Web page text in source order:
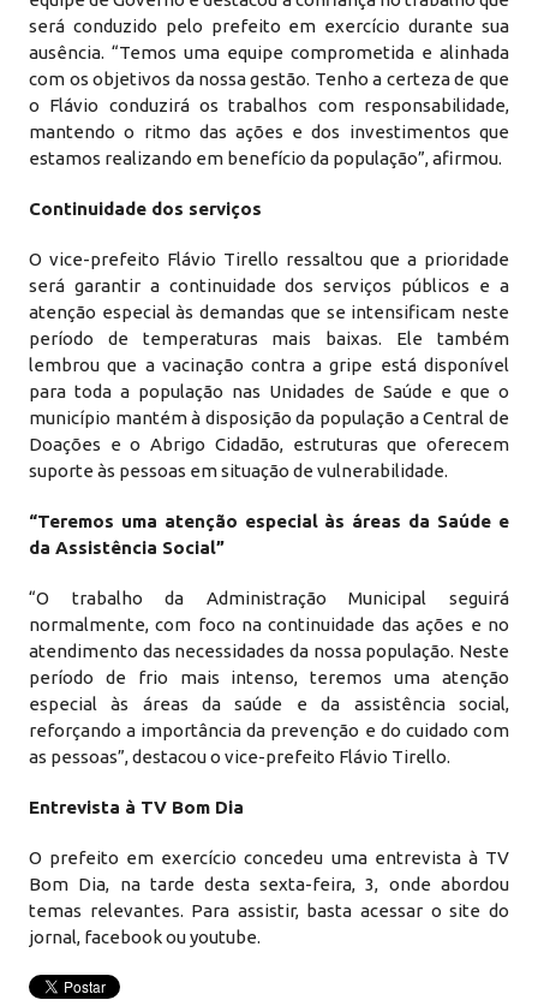
será conduzido pelo prefeito em exercício durante sua
ausência. “Temos uma equipe comprometida e alinhada
com os objetivos da nossa gestão. Tenho a certeza de que
o Flávio conduzirá os trabalhos com responsabilidade,
mantendo o ritmo das ações e dos investimentos que
estamos realizando em benefício da população”, afirmou.
Continuidade dos serviços
O vice-prefeito Flávio Tirello ressaltou que a prioridade
será garantir a continuidade dos serviços públicos e a
atenção especial às demandas que se intensificam neste
período de temperaturas mais baixas. Ele também
lembrou que a vacinação contra a gripe está disponível
para toda a população nas Unidades de Saúde e que o
município mantém à disposição da população a Central de
Doações e o Abrigo Cidadão, estruturas que oferecem
suporte às pessoas em situação de vulnerabilidade.
“Teremos uma atenção especial às áreas da Saúde e
da Assistência Social”
“O trabalho da Administração Municipal seguirá
normalmente, com foco na continuidade das ações e no
atendimento das necessidades da nossa população. Neste
período de frio mais intenso, teremos uma atenção
especial às áreas da saúde e da assistência social,
reforçando a importância da prevenção e do cuidado com
as pessoas”, destacou o vice-prefeito Flávio Tirello.
Entrevista à TV Bom Dia
O prefeito em exercício concedeu uma entrevista à TV
Bom Dia, na tarde desta sexta-feira, 3, onde abordou
temas relevantes. Para assistir, basta acessar o site do
jornal, facebook ou youtube.